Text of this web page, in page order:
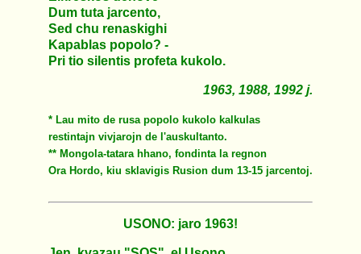
Dum tuta jarcento,
Sed chu renaskighi
Kapablas popolo? -
Pri tio silentis profeta kukolo.
1963, 1988, 1992 j.
* Lau mito de rusa popolo kukolo kalkulas
restintajn vivjarojn de l'auskultanto.
** Mongola-tatara hhano, fondinta la regnon
Ora Hordo, kiu sklavigis Rusion dum 13-15 jarcentoj.
USONO: jaro 1963!